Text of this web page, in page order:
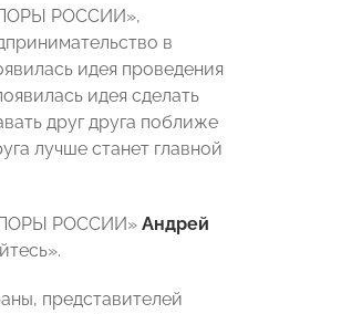
РОССИИ»,
в
идея проведения
идея сделать
друг друга поближе
лучше станет главной
РОССИИ» Андрей
представителей